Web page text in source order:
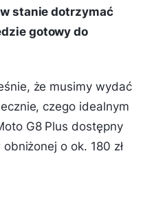
stanie dotrzymać
gotowy do
że musimy wydać
czego idealnym
G8 Plus dostępny
o ok. 180 zł